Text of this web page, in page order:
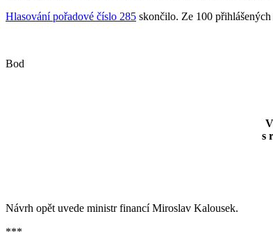
Hlasování pořadové číslo 285 skončilo. Ze 100
Bod
s
Návrh opět uvede ministr financí Miroslav Kalousek.